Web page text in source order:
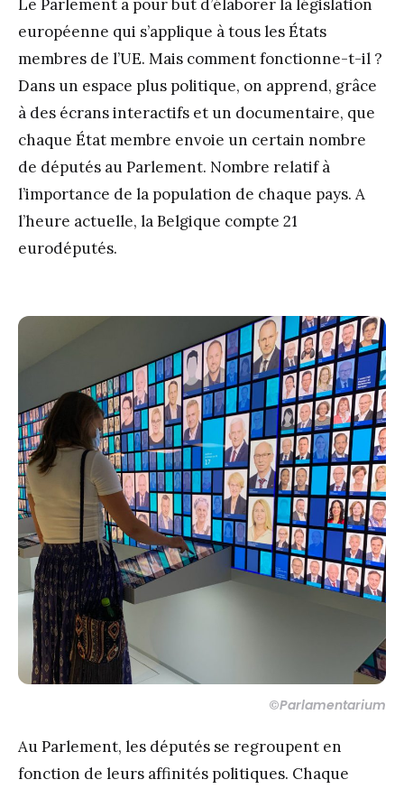
Le Parlement a pour but d’élaborer la législation
européenne qui s’applique à tous les États
membres de l’UE. Mais comment fonctionne-t-il ?
Dans un espace plus politique, on apprend, grâce
à des écrans interactifs et un documentaire, que
chaque État membre envoie un certain nombre
de députés au Parlement. Nombre relatif à
l’importance de la population de chaque pays. A
l’heure actuelle, la Belgique compte 21
eurodéputés.
©Parlamentarium
Au Parlement, les députés se regroupent en
fonction de leurs affinités politiques. Chaque